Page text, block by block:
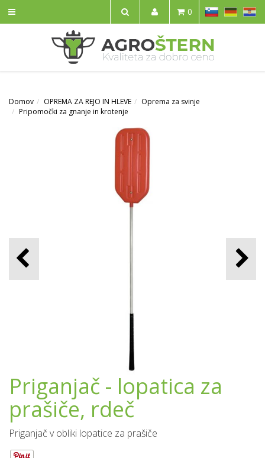
IŠČI
SL HR
0
Domov OPREMA ZA REJO IN HLEVE
Oprema za svinje
Pripomočki za gnanje in krotenje
Priganjač - lopatica za
prašiče, rdeč
Priganjač v obliki lopatice za prašiče